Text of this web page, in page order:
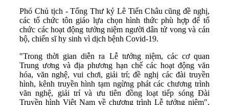
Phó Chủ tịch - Tổng Thư ký Lê Tiến Châu cũng đề nghị,
các tổ chức tôn giáo lựa chọn hình thức phù hợp để tổ
chức các hoạt động tưởng niệm người dân tử vong và cán
bộ, chiến sĩ hy sinh vì dịch bệnh Covid-19.
"Trong thời gian diễn ra Lễ tưởng niệm, các cơ quan
Trung ương và địa phương hạn chế các hoạt động văn
hóa, văn nghệ, vui chơi, giải trí; đề nghị các đài truyền
hình, kênh truyền hình tạm ngừng phát các chương trình
văn nghệ, giải trí và ưu tiên đồng loạt tiếp sóng Đài
Truyền hình Việt Nam về chương trình Lễ tưởng niệm",